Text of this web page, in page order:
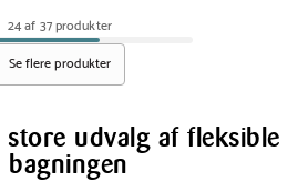
silikone
sort
24 af 37 produkter
Se flere produkter
udvalg af fleksible